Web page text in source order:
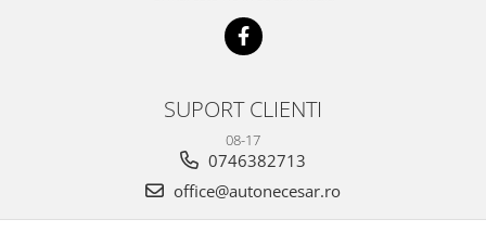
SUPORT CLIENTI
08-17
0746382713
office@autonecesar.ro